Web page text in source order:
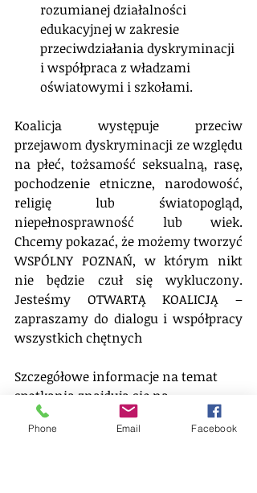
rozumianej działalności
edukacyjnej w zakresie
przeciwdziałania dyskryminacji
i współpraca z władzami
oświatowymi i szkołami.
Koalicja występuje przeciw
przejawom dyskryminacji ze względu
na płeć, tożsamość seksualną, rasę,
pochodzenie etniczne, narodowość,
religię lub światopogląd,
niepełnosprawność lub wiek.
Chcemy pokazać, że możemy tworzyć
WSPÓLNY POZNAŃ, w którym nikt
nie będzie czuł się wykluczony.
Jesteśmy OTWARTĄ KOALICJĄ –
zapraszamy do dialogu i współpracy
wszystkich chętnych
Szczegółowe informacje na temat
spotkania znajdują się na
załączonym plakacie oraz w
wydarzeniu na Facebooku:
Phone Email Facebook